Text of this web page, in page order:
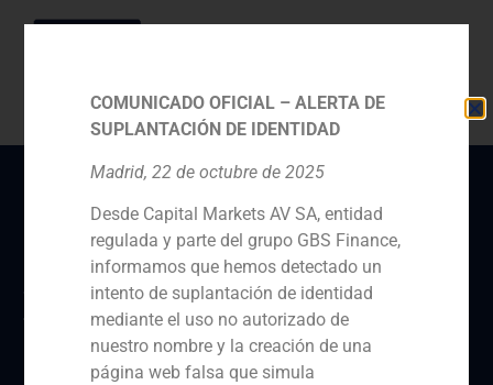
Iván Dolz de Espejo
opina sobre los
Presupuestos Generales
del Estado
COMUNICADO OFICIAL – ALERTA DE
SUPLANTACIÓN DE IDENTIDAD
Madrid, 22 de octubre de 2025
Desde Capital Markets AV SA, entidad
regulada y parte del grupo GBS Finance,
informamos que hemos detectado un
intento de suplantación de identidad
mediante el uso no autorizado de
nuestro nombre y la creación de una
página web falsa que simula